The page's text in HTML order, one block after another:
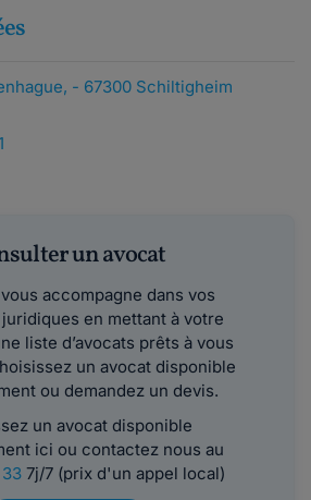
- 67300 Schiltigheim
un avocat
accompagne dans vos
en mettant à votre
liste d’avocats prêts à vous
un avocat disponible
ou demandez un devis.
un avocat disponible
ici ou contactez nous au
7j/7 (prix d'un appel local)